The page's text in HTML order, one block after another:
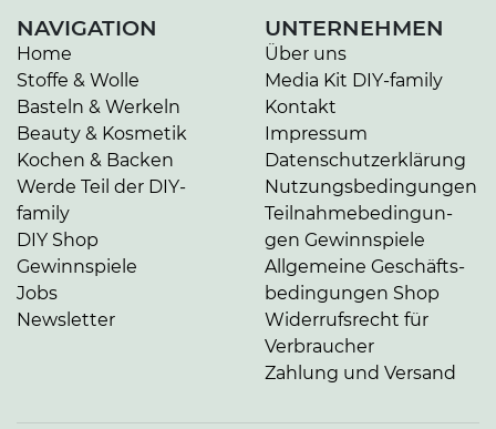
NAVIGATION
Home
Stoffe & Wolle
Basteln & Werkeln
Beauty & Kosmetik
Kochen & Backen
Werde Teil der DIY-
family
DIY Shop
Gewinnspiele
Jobs
Newsletter
UNTERNEHMEN
Über uns
Media Kit DIY-family
Kontakt
Impressum
Da­ten­schutz­er­klä­rung
Nut­zungs­be­din­gun­gen
Teil­nah­me­be­din­gun­
gen Gewinnspiele
Allgemeine Ge­schäfts­
be­din­gun­gen Shop
Widerrufsrecht für
Verbraucher
Zahlung und Versand